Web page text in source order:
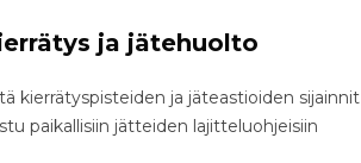
ja jätehuolto
kierrätyspisteiden ja jäteastioiden sijainnit
paikallisiin jätteiden lajitteluohjeisiin